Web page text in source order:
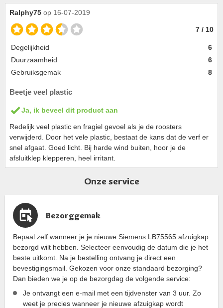
Ralphy75 op 16-07-2019
7 / 10
Degelijkheid
6
Duurzaamheid
6
Gebruiksgemak
8
Beetje veel plastic
Ja, ik beveel dit product aan
Redelijk veel plastic en fragiel gevoel als je de roosters
verwijderd. Door het vele plastic, bestaat de kans dat de verf er
snel afgaat. Goed licht. Bij harde wind buiten, hoor je de
afsluitklep klepperen, heel irritant.
Onze service
Bezorggemak
Bepaal zelf wanneer je je nieuwe Siemens LB75565 afzuigkap
bezorgd wilt hebben. Selecteer eenvoudig de datum die je het
beste uitkomt. Na je bestelling ontvang je direct een
bevestigingsmail. Gekozen voor onze standaard bezorging?
Dan bieden we je op de bezorgdag de volgende service:
Je ontvangt een e-mail met een tijdvenster van 3 uur. Zo
weet je precies wanneer je nieuwe afzuigkap wordt